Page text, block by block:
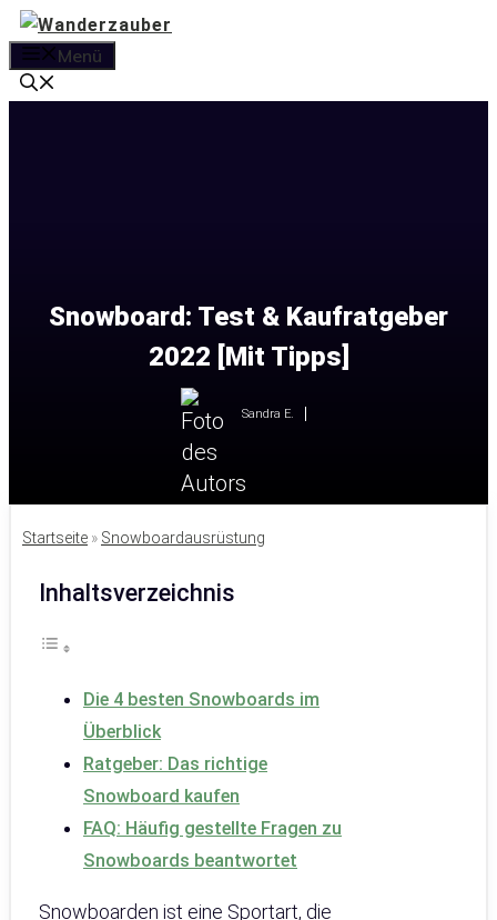
Zum
Inhalt
springen
Menü
Snowboard: Test & Kaufratgeber
2022 [Mit Tipps]
Sandra E.
Startseite » Snowboardausrüstung
Inhaltsverzeichnis
Die 4 besten Snowboards im
Überblick
Ratgeber: Das richtige
Snowboard kaufen
FAQ: Häufig gestellte Fragen zu
Snowboards beantwortet
Snowboarden ist eine Sportart, die